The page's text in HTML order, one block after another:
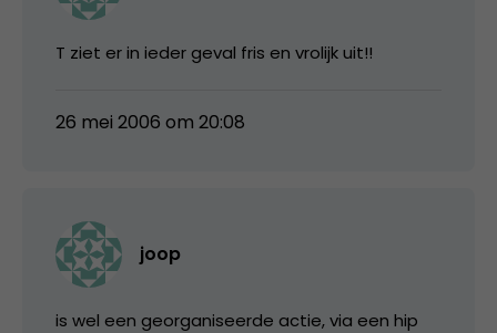
T ziet er in ieder geval fris en vrolijk uit!!
26 mei 2006 om 20:08
joop
is wel een georganiseerde actie, via een hip